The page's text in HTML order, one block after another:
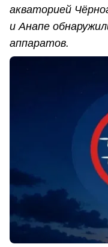
акваторией
и Анапе
аппаратов.